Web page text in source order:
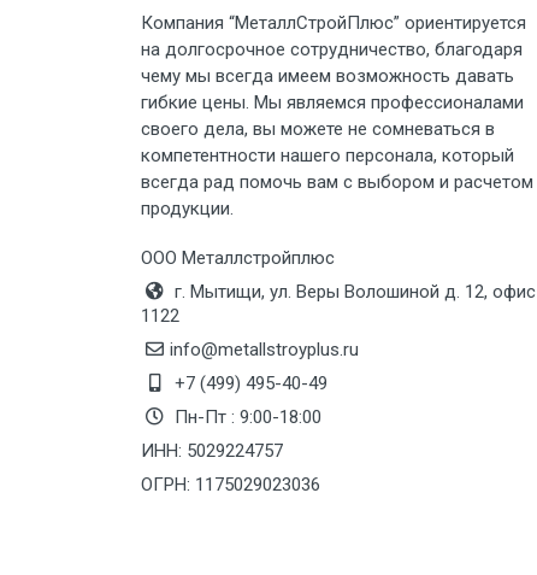
Компания “МеталлСтройПлюс” ориентируется
на долгосрочное сотрудничество, благодаря
чему мы всегда имеем возможность давать
гибкие цены. Мы являемся профессионалами
своего дела, вы можете не сомневаться в
компетентности нашего персонала, который
всегда рад помочь вам с выбором и расчетом
продукции.
ООО Металлстройплюс
г. Мытищи, ул. Веры Волошиной д. 12, офис
1122
info@metallstroyplus.ru
+7 (499) 495-40-49
Пн-Пт : 9:00-18:00
ИНН: 5029224757
ОГРН: 1175029023036